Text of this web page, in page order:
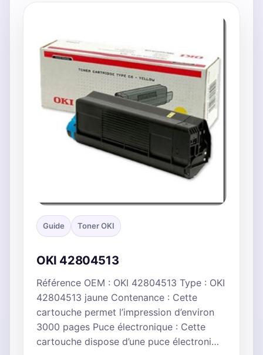
Guide Toner OKI
OKI 42804513
Référence OEM : OKI 42804513 Type : OKI
42804513 jaune Contenance : Cette
cartouche permet l’impression d’environ
3000 pages Puce électronique : Cette
cartouche dispose d’une puce électroni…